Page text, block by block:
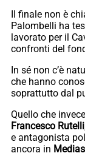
Il finale non è
Palombelli ha
lavorato per il
confronti del
In sé non c’è
che hanno
soprattutto dal
Quello che
Francesco Rutelli
e antagonista
ancora in